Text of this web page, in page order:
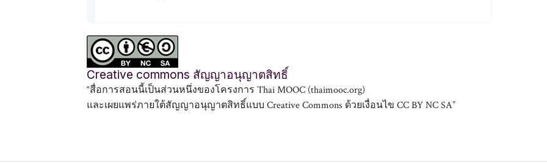
Creative commons สัญญาอนุญาตสิทธิ์
“สื่อการสอนนี้เป็นส่วนหนึ่งของโครงการ Thai MOOC (thaimooc.org)
และเผยแพร่ภายใต้สัญญาอนุญาตสิทธิ์แบบ Creative Commons ด้วยเงื่อนไข CC BY NC SA”